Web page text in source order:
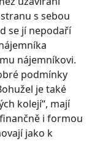
s sebou
se jí nepodaří
nájemníkovi.
podmínky
je také
kolejí“, mají
i formou
jako k